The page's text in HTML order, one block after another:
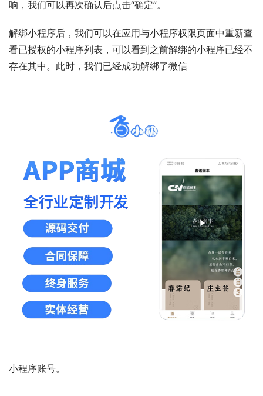
响，我们可以再次确认后点击“确定”。
解绑小程序后，我们可以在应用与小程序权限页面中重新查
看已授权的小程序列表，可以看到之前解绑的小程序已经不
存在其中。此时，我们已经成功解绑了微信
小程序账号。